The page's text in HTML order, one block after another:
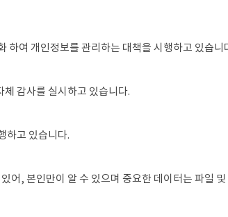
하여 개인정보를 관리하는 대책을 시행하고 있습니
감사를 실시하고 있습니다.
하고 있습니다.
어, 본인만이 알 수 있으며 중요한 데이터는 파일